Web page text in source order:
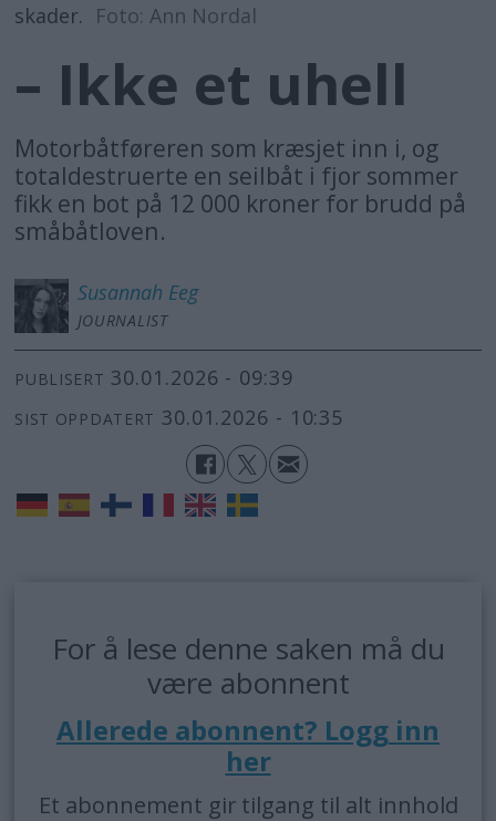
skader.
Foto: Ann Nordal
– Ikke et uhell
Motorbåtføreren som kræsjet inn i, og
totaldestruerte en seilbåt i fjor sommer
fikk en bot på 12 000 kroner for brudd på
småbåtloven.
Susannah Eeg
JOURNALIST
PUBLISERT 30.01.2026 - 09:39
SIST OPPDATERT 30.01.2026 - 10:35
For å lese denne saken må du
være abonnent
Allerede abonnent? Logg inn
her
Et abonnement gir tilgang til alt innhold